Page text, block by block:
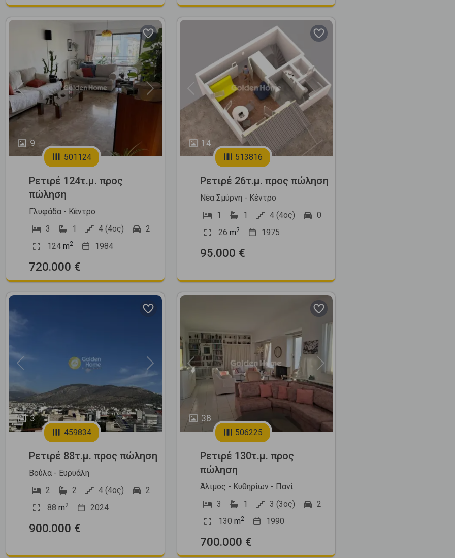
9
Previous Next
501124
Ρετιρέ 124τ.μ. προς
πώληση
Γλυφάδα - Κέντρο
3
1 4 (4ος)
2
124 m2 1984
720.000 €
14
Previous Next
513816
Ρετιρέ 26τ.μ. προς πώληση
Νέα Σμύρνη - Κέντρο
1
1 4 (4ος)
0
26 m2 1975
95.000 €
3
Previous Next
459834
Ρετιρέ 88τ.μ. προς πώληση
Βούλα - Ευρυάλη
2
2 4 (4ος)
2
88 m2 2024
900.000 €
38
Previous Next
506225
Ρετιρέ 130τ.μ. προς
πώληση
Άλιμος - Κυθηρίων - Πανί
3
1 3 (3ος)
2
130 m2 1990
700.000 €